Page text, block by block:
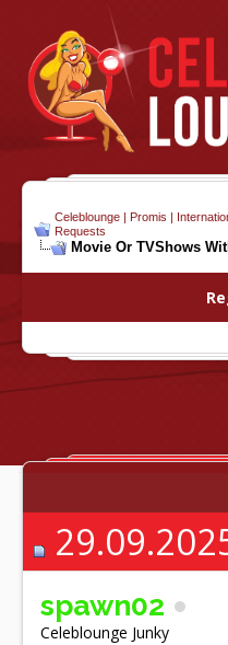
Celeblounge | Promis |
Requests
Movie Or TVShows
spawn02
Celeblounge Junky